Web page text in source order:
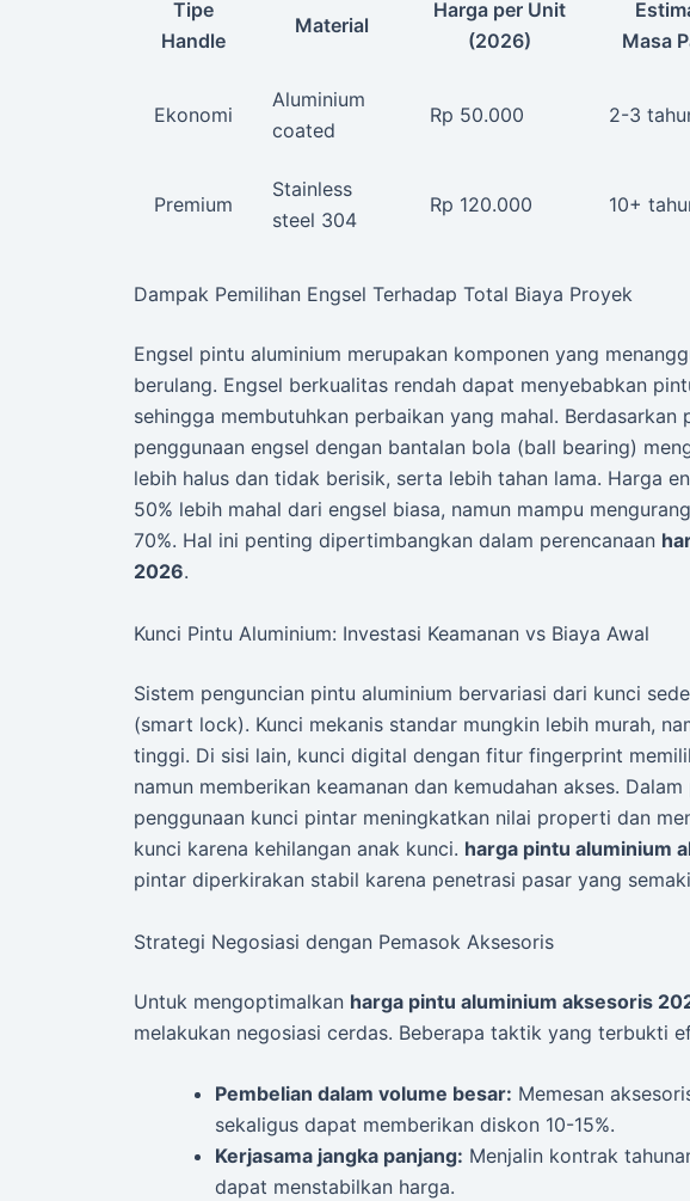
Tipe
Handle
Material
Harga per Unit
(2026)
Masa
Ekonomi
Aluminium
coated
Rp 50.000 2-3
Premium
Stainless
steel 304
Rp 120.000 10+
Dampak Pemilihan Engsel Terhadap Total Biaya Proyek
Engsel pintu aluminium merupakan komponen yang
berulang. Engsel berkualitas rendah dapat menyebabkan
sehingga membutuhkan perbaikan yang mahal. Berdasarkan
penggunaan engsel dengan bantalan bola (ball bearing)
lebih halus dan tidak berisik, serta lebih tahan lama. Harga
50% lebih mahal dari engsel biasa, namun mampu
70%. Hal ini penting dipertimbangkan dalam perencanaan
2026.
Kunci Pintu Aluminium: Investasi Keamanan vs Biaya Awal
Sistem penguncian pintu aluminium bervariasi dari kunci
(smart lock). Kunci mekanis standar mungkin lebih murah,
tinggi. Di sisi lain, kunci digital dengan fitur fingerprint
namun memberikan keamanan dan kemudahan akses.
penggunaan kunci pintar meningkatkan nilai properti dan
kunci karena kehilangan anak kunci. harga pintu aluminium
pintar diperkirakan stabil karena penetrasi pasar yang
Strategi Negosiasi dengan Pemasok Aksesoris
Untuk mengoptimalkan harga pintu aluminium aksesoris
melakukan negosiasi cerdas. Beberapa taktik yang terbukti
Pembelian dalam volume besar: Memesan
sekaligus dapat memberikan diskon 10-15%.
Kerjasama jangka panjang: Menjalin kontrak
dapat menstabilkan harga.